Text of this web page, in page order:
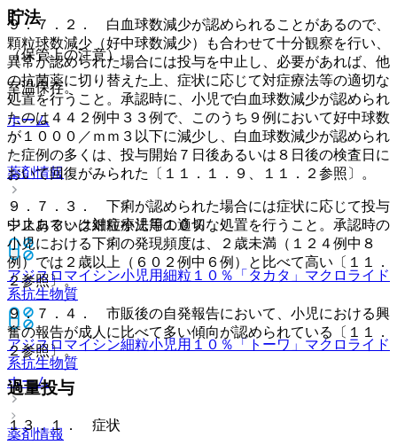
貯法
（保管上の注意）
室温保存。
ホーム
薬剤情報
ジスロマック細粒小児用１０％
アジスロマイシン小児用細粒１０％「タカタ」 マクロライド
系抗生物質
アジスロマイシン細粒小児用１０％「トーワ」 マクロライド
系抗生物質
ホーム
薬剤情報
９．７．２． 白血球数減少が認められることがあるので、
顆粒球数減少（好中球数減少）も合わせて十分観察を行い、
異常が認められた場合には投与を中止し、必要があれば、他
の抗菌薬に切り替えた上、症状に応じて対症療法等の適切な
処置を行うこと。承認時に、小児で白血球数減少が認められ
たのは４４２例中３３例で、このうち９例において好中球数
が１０００／ｍｍ３以下に減少し、白血球数減少が認められ
た症例の多くは、投与開始７日後あるいは８日後の検査日に
おいて回復がみられた〔１１．１．９、１１．２参照〕。
９．７．３． 下痢が認められた場合には症状に応じて投与
中止あるいは対症療法等の適切な処置を行うこと。承認時の
小児における下痢の発現頻度は、２歳未満（１２４例中８
例）では２歳以上（６０２例中６例）と比べて高い〔１１．
２参照〕。
９．７．４． 市販後の自発報告において、小児における興
奮の報告が成人に比べて多い傾向が認められている〔１１．
２参照〕。
過量投与
１３．１． 症状